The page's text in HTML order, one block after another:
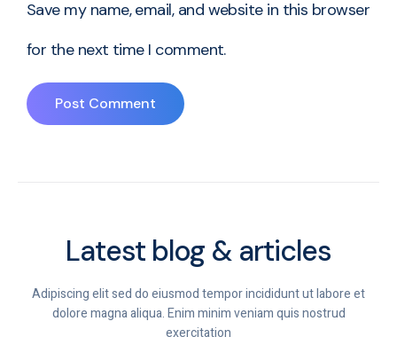
Save my name, email, and website in this browser
for the next time I comment.
Latest blog & articles
Adipiscing elit sed do eiusmod tempor incididunt ut labore et
dolore magna aliqua. Enim minim veniam quis nostrud